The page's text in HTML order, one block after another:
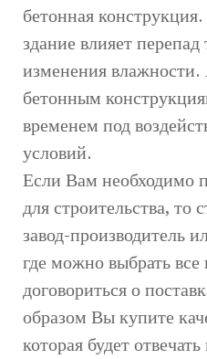
бетонная
здание влияет
изменения влажности.
бетонным
временем под
условий.
Если Вам необходимо
для строительства, то
завод-производитель
где можно выбрать все
договориться о
образом Вы купите
которая будет